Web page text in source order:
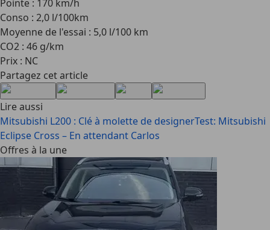
Pointe : 170 km/h
Conso : 2,0 l/100km
Moyenne de l'essai : 5,0 l/100 km
CO2 : 46 g/km
Prix : NC
Partagez cet article
Lire aussi
Mitsubishi L200 : Clé à molette de designerTest: Mitsubishi
Eclipse Cross – En attendant Carlos
Offres à la une